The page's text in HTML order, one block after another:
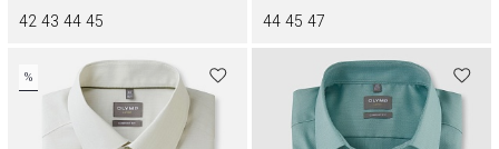
42 43 44 45 44 45 47
%